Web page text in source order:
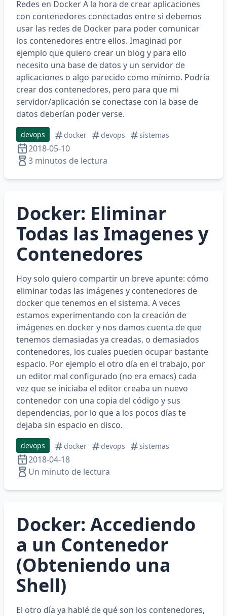
Redes en Docker A la hora de crear aplicaciones
con contenedores conectados entre si debemos
usar las redes de Docker para poder comunicar
los contenedores entre ellos. Imaginad por
ejemplo que quiero crear un blog y para ello
necesito una base de datos y un servidor de
aplicaciones o algo parecido como mínimo. Podría
crear dos contenedores, pero para que mi
servidor/aplicación se conectase con la base de
datos deberían poder verse.
devops docker devops sistemas
2018-05-10
3 minutos de lectura
Docker: Eliminar
Todas las Imagenes y
Contenedores
Hoy solo quiero compartir un breve apunte: cómo
eliminar todas las imágenes y contenedores de
docker que tenemos en el sistema. A veces
estamos experimentando con la creación de
imágenes en docker y nos damos cuenta de que
tenemos demasiadas ya creadas, o demasiados
contenedores, los cuales pueden ocupar bastante
espacio. Por ejemplo el otro día en el trabajo, por
un editor mal configurado (no era emacs) cada
vez que se iniciaba el editor creaba un nuevo
contenedor con una copia del código y sus
dependencias, por lo que a los pocos días te
dejaba sin espacio en disco.
devops docker devops sistemas
2018-04-18
Un minuto de lectura
Docker: Accediendo
a un Contenedor
(Obteniendo una
Shell)
El otro día ya hablé de qué son los contenedores,